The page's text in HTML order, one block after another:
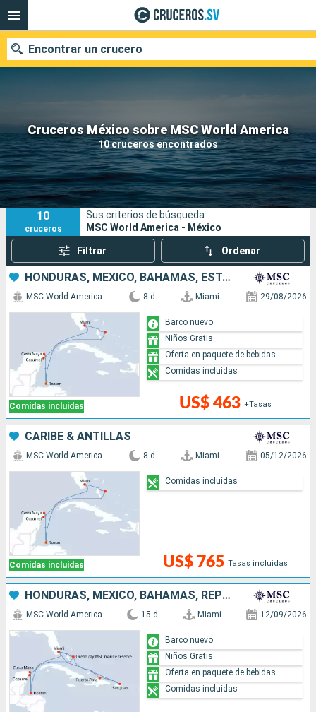
Cruceros México sobre MSC World America
10 cruceros encontrados
Encontrar un crucero
Nuestros destinos
Fecha de salida
Puertos Compañías
Buscar
10
cruceros
Sus criterios de búsqueda:
MSC World America - México
Filtrar Ordenar
HONDURAS, MÉXICO, BAHAMAS, ESTADOS UNIDOS
Comidas incluidas
MSC World America 8 d Miami 29/08/2026
US$ 463 +Tasas
Barco nuevo
Niños Gratis
Oferta en paquete de bebidas
Comidas incluidas
CARIBE & ANTILLAS
Comidas incluidas
MSC World America 8 d Miami 05/12/2026
US$ 765 Tasas incluidas
Comidas incluidas
HONDURAS, MÉXICO, BAHAMAS, REPÚBLICA DOMINICANA, PUERTO RICO, ESTADOS UNIDOS
MSC World America 15 d Miami 12/09/2026
Barco nuevo
Niños Gratis
Oferta en paquete de bebidas
Comidas incluidas